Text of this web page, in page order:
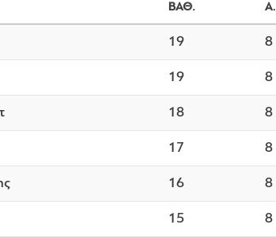
ΒΑΘ. Α.
19 8
19 8
18 8
17 8
16 8
15 8